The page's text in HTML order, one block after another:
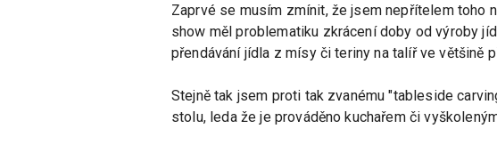
Zaprvé se musím zmínit, že jsem nepřítelem toho
show měl problematiku zkrácení doby od výroby
přendávání jídla z mísy či teriny na talíř ve většině
Stejně tak jsem proti tak zvanému "tableside
stolu, leda že je prováděno kuchařem či